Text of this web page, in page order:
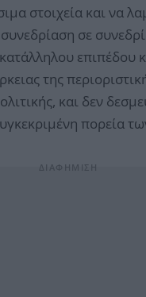
στοιχεία και να
σε
επιπέδου
της
και δεν
πορεία